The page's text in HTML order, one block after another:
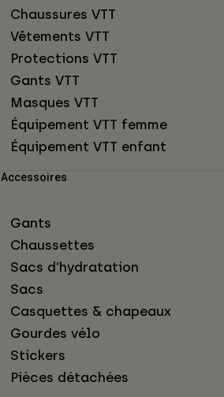
Chaussures VTT
Vêtements VTT
Protections VTT
Gants VTT
Masques VTT
Équipement VTT femme
Équipement VTT enfant
Accessoires
Gants
Chaussettes
Sacs d’hydratation
Sacs
Casquettes & chapeaux
Gourdes vélo
Stickers
Pièces détachées